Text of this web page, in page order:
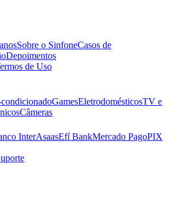
Sobre o SinfoneCasos de
Depoimentos
de Uso
GamesEletrodomésticosTV e
Câmeras
InterAsaasEfí BankMercado PagoPIX